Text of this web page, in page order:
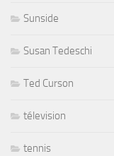
Sunside
Susan Tedeschi
Ted Curson
télevision
tennis